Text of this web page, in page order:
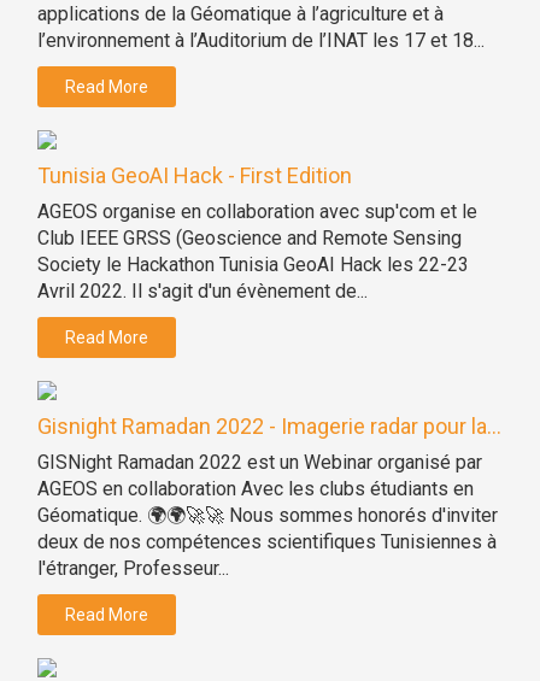
applications de la Géomatique à l’agriculture et à
l’environnement à l’Auditorium de l’INAT les 17 et 18...
Read More
Tunisia GeoAI Hack - First Edition
AGEOS organise en collaboration avec sup'com et le
Club IEEE GRSS (Geoscience and Remote Sensing
Society le Hackathon Tunisia GeoAI Hack les 22-23
Avril 2022. Il s'agit d'un évènement de...
Read More
Gisnight Ramadan 2022 - Imagerie radar pour la...
GISNight Ramadan 2022 est un Webinar organisé par
AGEOS en collaboration Avec les clubs étudiants en
Géomatique. 🌍🌍🚀🚀 Nous sommes honorés d'inviter
deux de nos compétences scientifiques Tunisiennes à
l'étranger, Professeur...
Read More